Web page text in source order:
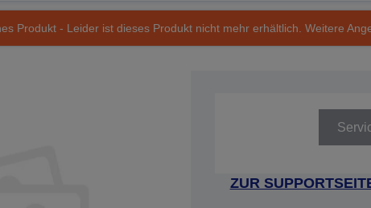
Produkt - Leider ist dieses Produkt nicht mehr erhältlich. Weitere
ZUR